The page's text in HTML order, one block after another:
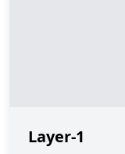
Layer-1